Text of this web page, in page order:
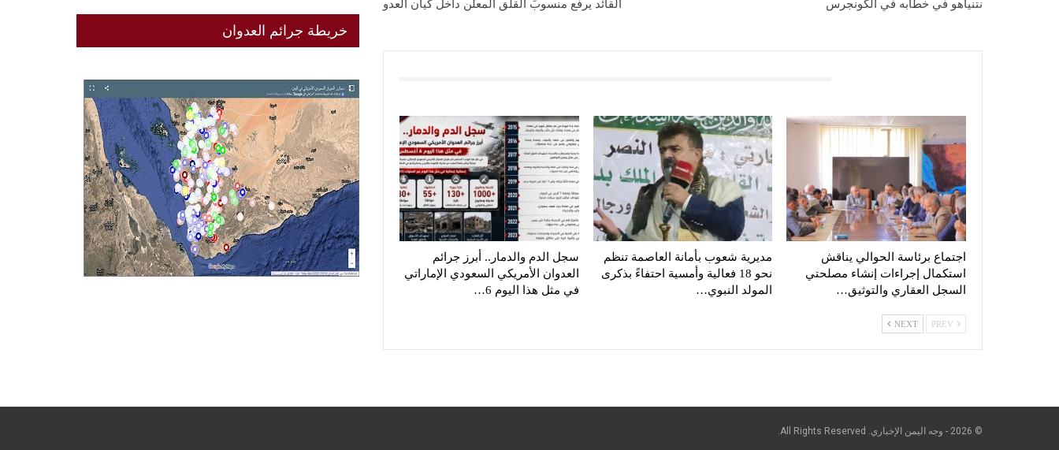
نتنياهو في خطابه في الكونجرس القائد يرفع منسوبَ القلق المعلَن داخل كيان العدو
اجتماع برئاسة الحوالي يناقش
استكمال إجراءات إنشاء مصلحتي
السجل العقاري والتوثيق…
مديرية شعوب بأمانة العاصمة تنظم
نحو 18 فعالية وأمسية احتفاءً بذكرى
المولد النبوي…
سجل الدم والدمار.. أبرز جرائم
العدوان الأمريكي السعودي الإماراتي
في مثل هذا اليوم 6…
NEXT
خريطة جرائم العدوان
© 2026 - وجه اليمن الإخباري. All Rights Reserved.